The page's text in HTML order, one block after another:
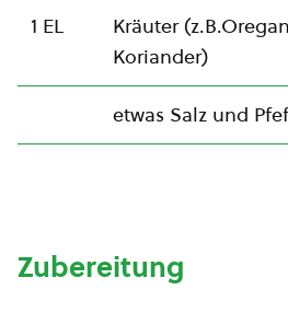
1 EL
Kräuter
Koriander)
etwas Salz und
Zubereitung